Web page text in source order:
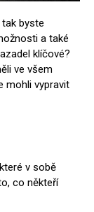
byste
a také
klíčové?
ve všem
mohli vypravit
v sobě
co někteří